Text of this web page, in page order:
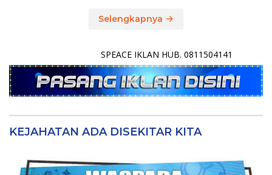
Selengkapnya
SPEACE IKLAN HUB. 0811504141
KEJAHATAN ADA DISEKITAR KITA